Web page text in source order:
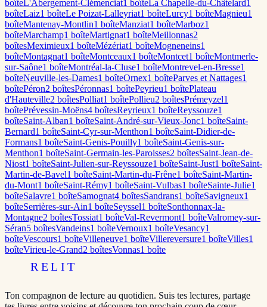
boîteL'Abergement-Clémenciat1 boîteLa Chapelle-du-Châtelard1
boîteLaiz1 boîteLe Poizat-Lalleyriat1 boîteLurcy1 boîteMagnieu1
boîteMantenay-Montlin1 boîteManziat1 boîteMarboz1
boîteMarchamp1 boîteMartignat1 boîteMeillonnas2
boîtesMeximieux1 boîteMézériat1 boîteMogneneins1
boîteMontagnat1 boîteMontceaux1 boîteMontcet1 boîteMontmerle-
sur-Saône1 boîteMontréal-la-Cluse1 boîteMontrevel-en-Bresse1
boîteNeuville-les-Dames1 boîteOrnex1 boîteParves et Nattages1
boîtePéron2 boîtesPéronnas1 boîtePeyrieu1 boîtePlateau
d'Hauteville2 boîtesPolliat1 boîtePollieu2 boîtesPrémeyzel1
boîtePrévessin-Moëns4 boîtesReyrieux1 boîteReyssouze1
boîteSaint-Alban1 boîteSaint-André-sur-Vieux-Jonc1 boîteSaint-
Bernard1 boîteSaint-Cyr-sur-Menthon1 boîteSaint-Didier-de-
Formans1 boîteSaint-Genis-Pouilly1 boîteSaint-Genis-sur-
Menthon1 boîteSaint-Germain-les-Paroisses2 boîtesSaint-Jean-de-
Niost1 boîteSaint-Julien-sur-Reyssouze1 boîteSaint-Just1 boîteSaint-
Martin-de-Bavel1 boîteSaint-Martin-du-Frêne1 boîteSaint-Martin-
du-Mont1 boîteSaint-Rémy1 boîteSaint-Vulbas1 boîteSainte-Julie1
boîteSalavre1 boîteSamognat4 boîtesSandrans1 boîteSavigneux1
boîteSerrières-sur-Ain1 boîteSeyssel1 boîteSonthonnax-la-
Montagne2 boîtesTossiat1 boîteVal-Revermont1 boîteValromey-sur-
Séran5 boîtesVandeins1 boîteVernoux1 boîteVesancy1
boîteVescours1 boîteVilleneuve1 boîteVillereversure1 boîteVilles1
boîteVirieu-le-Grand2 boîtesVonnas1 boîte
RELIT
Ton compagnon de lecture au quotidien. Suis tes lectures, partage